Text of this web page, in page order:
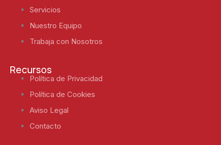
Servicios
Nuestro Equipo
Trabaja con Nosotros
Recursos
Política de Privacidad
Política de Cookies
Aviso Legal
Contacto